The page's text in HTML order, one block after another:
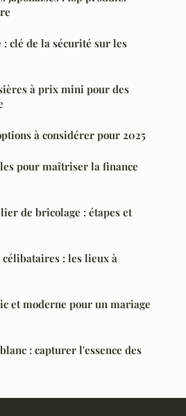
clé de la sécurité sur les
à prix mini pour des
à considérer pour 2025
pour maîtriser la finance
de bricolage : étapes et
: les lieux à
et moderne pour un mariage
: capturer l'essence des